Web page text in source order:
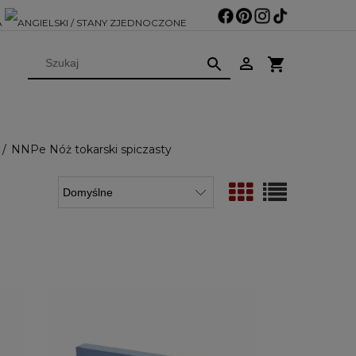
NNPe Nóż tokarski spiczasty